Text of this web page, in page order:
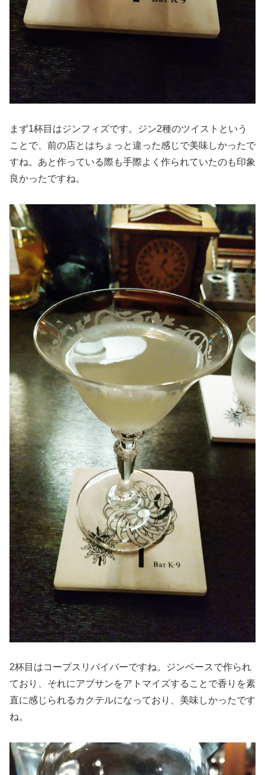
まず1杯目はジンフィズです。ジン2種のツイストという
ことで、前の店とはちょっと違った感じで美味しかったで
すね。あと作っている際も手際よく作られていたのも印象
良かったですね。
2杯目はコープスリバイバーですね。ジンベースで作られ
ており、それにアブサンをアトマイズすることで香りを素
直に感じられるカクテルになっており、美味しかったです
ね。